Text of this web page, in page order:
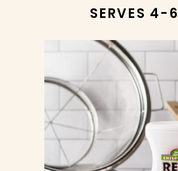
SERVES 4-6